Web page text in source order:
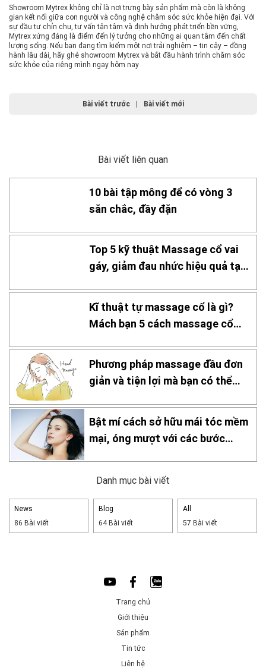
Showroom Mytrex không chỉ là nơi trưng bày sản phẩm mà còn là không
gian kết nối giữa con người và công nghệ chăm sóc sức khỏe hiện đại. Với
sự đầu tư chỉn chu, tư vấn tận tâm và định hướng phát triển bền vững,
Mytrex xứng đáng là điểm đến lý tưởng cho những ai quan tâm đến chất
lượng sống. Nếu bạn đang tìm kiếm một nơi trải nghiệm – tin cậy – đồng
hành lâu dài, hãy ghé showroom Mytrex và bắt đầu hành trình chăm sóc
sức khỏe của riêng mình ngay hôm nay
Bài viết trước | Bài viết mới
Bài viết liên quan
10 bài tập mông để có vòng 3
săn chắc, đầy đặn
Top 5 kỹ thuật Massage cổ vai
gáy, giảm đau nhức hiệu quả tại
Kĩ thuật tự massage cổ là gì?
Mách bạn 5 cách massage cổ
Phương pháp massage đầu đơn
giản và tiện lợi mà bạn có thể
Bật mí cách sở hữu mái tóc mềm
mại, óng mượt với các bước
Danh mục bài viết
News
86 Bài viết
Blog
64 Bài viết
All
57 Bài viết
Trang chủ
Giới thiệu
Sản phẩm
Tin tức
Liên hệ